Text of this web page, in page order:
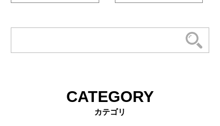
CATEGORY
カテゴリ